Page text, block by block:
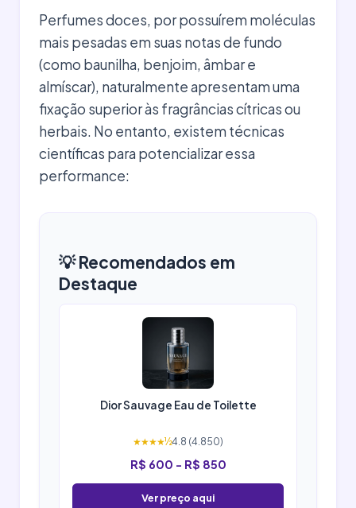
Perfumes doces, por possuírem moléculas
mais pesadas em suas notas de fundo
(como baunilha, benjoim, âmbar e
almíscar), naturalmente apresentam uma
fixação superior às fragrâncias cítricas ou
herbais. No entanto, existem técnicas
científicas para potencializar essa
performance:
💡 Recomendados em
Destaque
Dior Sauvage Eau de Toilette
★★★★½4.8 (4.850)
R$ 600 - R$ 850
Ver preço aqui